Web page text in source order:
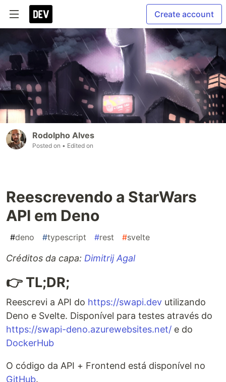
Create account
Rodolpho Alves
Posted on • Edited on
Reescrevendo a StarWars
API em Deno
#deno #typescript #rest #svelte
Créditos da capa: Dimitrij Agal
👉 TL;DR;
Reescrevi a API do https://swapi.dev utilizando
Deno e Svelte. Disponível para testes através do
https://swapi-deno.azurewebsites.net/ e do
DockerHub
O código da API + Frontend está disponível no
GitHub.